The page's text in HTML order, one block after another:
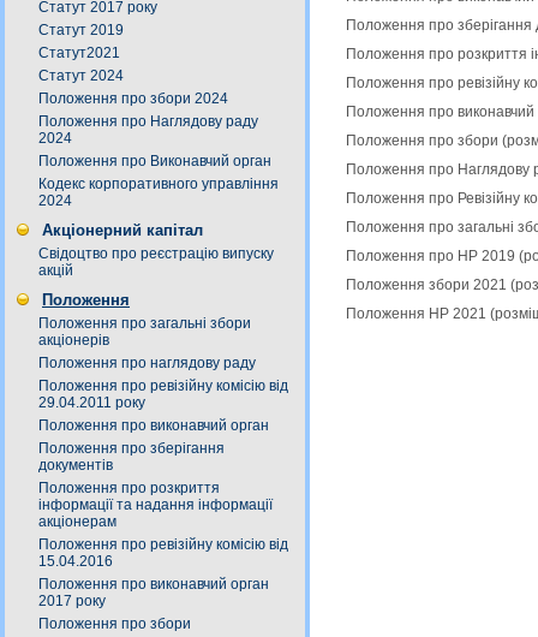
Статут 2017 року
Статут 2019
Статут2021
Статут 2024
Положення про збори 2024
Положення про Наглядову раду
2024
Положення про Виконавчий орган
Кодекс корпоративного управління
2024
Акціонерний капітал
Свідоцтво про реєстрацію випуску
акцій
Положення
Положення про загальні збори
акціонерів
Положення про наглядову раду
Положення про ревізійну комісію від
29.04.2011 року
Положення про виконавчий орган
Положення про зберігання
документів
Положення про розкриття
інформації та надання інформації
акціонерам
Положення про ревізійну комісію від
15.04.2016
Положення про виконавчий орган
2017 року
Положення про збори
Положення про
Положення про розкриття
Положення про ревізійну
Положення про
Положення про збори
Положення про Наглядову
Положення про Ревізійну
Положення про загальні
Положення про НР 2019
Положення збори 2021
Положення НР 2021